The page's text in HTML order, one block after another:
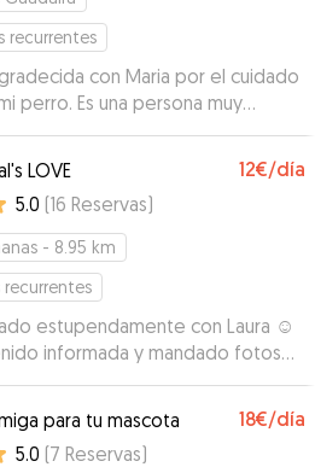
recurrentes
con Maria por el cuidado
perro. Es una persona muy
y profesional. Mi perro no es
y no se lleva bien com
a alguien que sepa
supo ganarse su confianza con
el primer día. Siempre
con fotos y mensajes, y
tranquilidad saber que estaba en
Se nota que tiene experiencia
amor por los animales. Sin
a elegir y la recomiendo
LOVE 12€/día
5.0 (16 Reservas)
- 8.95 km
recurrentes
estupendamente con Laura ☺️
informada y mandado fotos
para tu mascota 18€/día
5.0 (7 Reservas)